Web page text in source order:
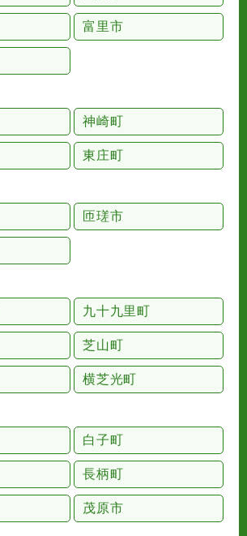
富里市
神崎町
東庄町
匝瑳市
九十九里町
芝山町
横芝光町
白子町
長柄町
茂原市